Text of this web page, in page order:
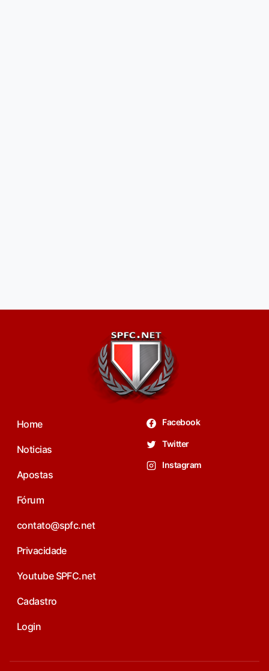
Home
Noticias
Apostas
Fórum
contato@spfc.net
Privacidade
Youtube SPFC.net
Cadastro
Login
Facebook
Twitter
Instagram